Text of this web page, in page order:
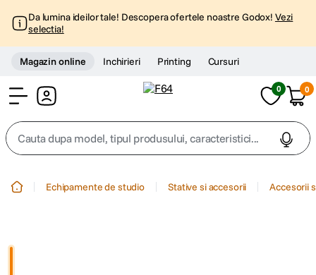
Da lumina ideilor tale! Descopera ofertele noastre Godox! Vezi
selectia!
Magazin online Inchirieri Printing Cursuri
0 0
Cauta dupa model, tipul produsului, caracteristici...
Echipamente de studio Stative si accesorii Accesorii